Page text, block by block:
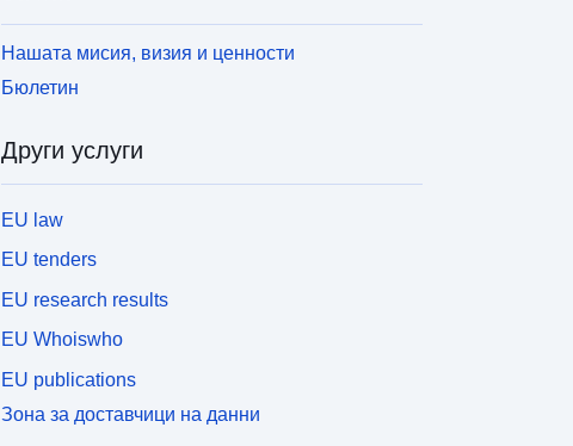
Нашата мисия, визия и ценности
Бюлетин
Други услуги
EU law
EU tenders
EU research results
EU Whoiswho
EU publications
Зона за доставчици на данни